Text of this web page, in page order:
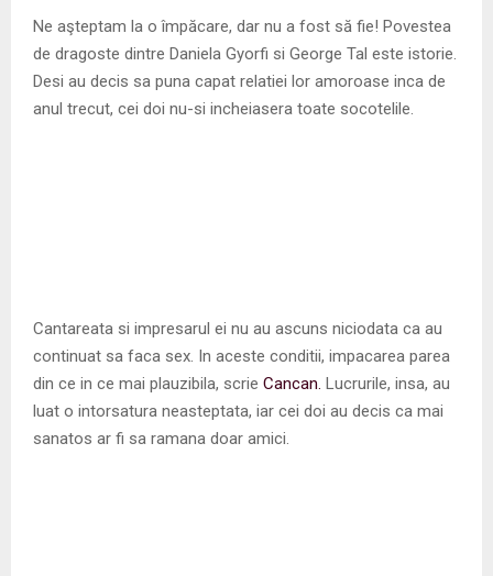
E
N
Ne aşteptam la o împăcare, dar nu a fost să fie! Povestea
de dragoste dintre Daniela Gyorfi si George Tal este istorie.
Desi au decis sa puna capat relatiei lor amoroase inca de
anul trecut, cei doi nu-si incheiasera toate socotelile.
Cantareata si impresarul ei nu au ascuns niciodata ca au
continuat sa faca sex. In aceste conditii, impacarea parea
din ce in ce mai plauzibila, scrie Cancan. Lucrurile, insa, au
luat o intorsatura neasteptata, iar cei doi au decis ca mai
sanatos ar fi sa ramana doar amici.